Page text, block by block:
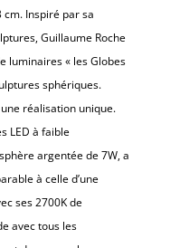
Inspiré par sa
Guillaume Roche
luminaires « les Globes
sphériques.
réalisation unique.
LED à faible
argentée de 7W, a
à celle d’une
ses 2700K de
avec tous les